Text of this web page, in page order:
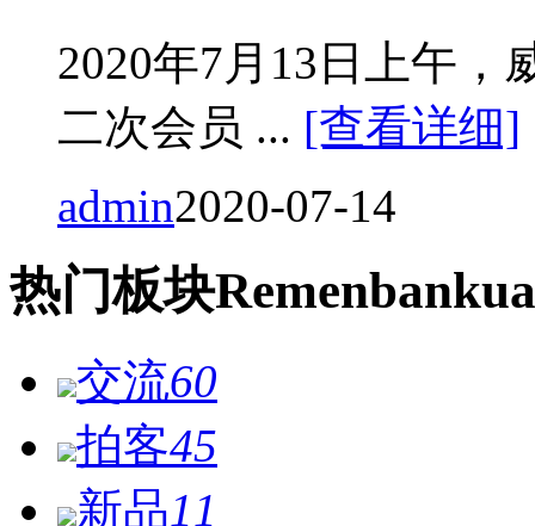
2020年7月13日上午，
二次会员 ... [查看详细]
admin2020-07-14
热门板块Remen
交流60
拍客45
新品11